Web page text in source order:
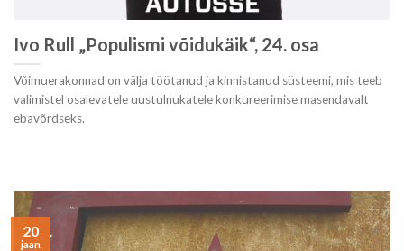
Ivo Rull „Populismi võidukäik“, 24. osa
Võimuerakonnad on välja töötanud ja kinnistanud süsteemi, mis teeb
valimistel osalevatele uustulnukatele konkureerimise masendavalt
ebavõrdseks.
20
jaan